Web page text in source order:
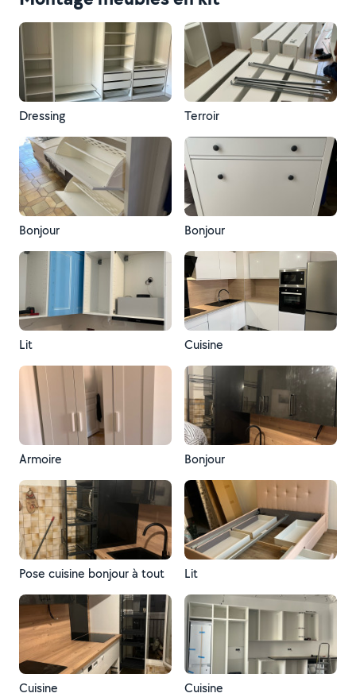
Dressing Terroir
Bonjour Bonjour
Lit Cuisine
Armoire Bonjour
Pose cuisine bonjour à tout Lit
Cuisine Cuisine